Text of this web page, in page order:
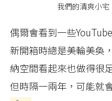
我們的清爽小宅
偶爾會看到一些
新開箱時總是美輪美奐
納空間看起來也做得很
但時隔一兩年，可能就